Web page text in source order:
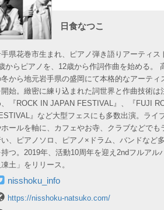
日食なつこ
県花巻市生まれ、ピアノ弾き語りアーティス
からピアノを、12歳から作詞作曲を始める。
から地元岩手県の盛岡にて本格的なアーティ
始。緻密に練り込まれた詞世界と作曲技術は
、『ROCK IN JAPAN FESTIVAL』、『FUJI
』など大型フェスにも多数出演。ライ
ールを軸に、カフェやお寺、クラブなどでも
い、ピアノソロ、ピアノ×ドラム、バンドなど
つ。2019年、活動10周年を迎え2ndフルアル
土」をリリース。
nisshoku_info
https://nisshoku-natsuko.com/